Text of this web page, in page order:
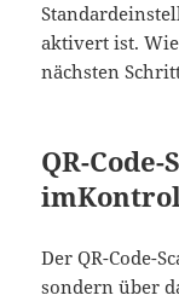
aktivert ist.
nächsten
QR-
Der QR-Code-
sondern über